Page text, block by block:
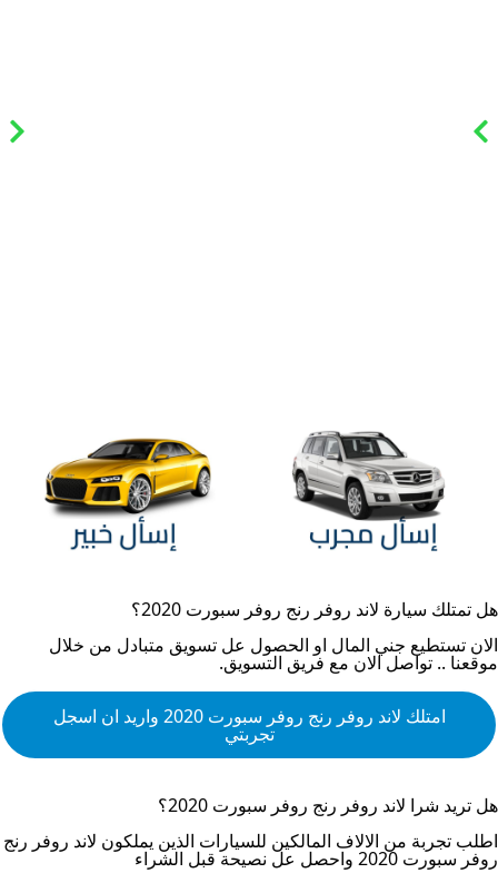
هل تمتلك سيارة لاند روفر رنج روفر سبورت 2020
؟
الان تستطيع جني المال او الحصول عل تسويق متبادل من خلال
موقعنا .. تواصل الان مع فريق التسويق.
امتلك لاند روفر رنج روفر سبورت 2020 واريد ان اسجل
تجربتي
هل تريد شرا لاند روفر رنج روفر سبورت 2020
؟
اطلب تجربة من الالاف المالكين للسيارات الذين يملكون لاند روفر رنج
روفر سبورت 2020 واحصل عل نصيحة قبل الشراء